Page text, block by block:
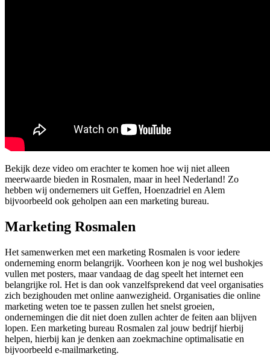
Bekijk deze video om erachter te komen hoe wij niet alleen
meerwaarde bieden in Rosmalen, maar in heel Nederland! Zo
hebben wij ondernemers uit Geffen, Hoenzadriel en Alem
bijvoorbeeld ook geholpen aan een marketing bureau.
Marketing Rosmalen
Het samenwerken met een marketing Rosmalen is voor iedere
onderneming enorm belangrijk. Voorheen kon je nog wel bushokjes
vullen met posters, maar vandaag de dag speelt het internet een
belangrijke rol. Het is dan ook vanzelfsprekend dat veel organisaties
zich bezighouden met online aanwezigheid. Organisaties die online
marketing weten toe te passen zullen het snelst groeien,
ondernemingen die dit niet doen zullen achter de feiten aan blijven
lopen. Een marketing bureau Rosmalen zal jouw bedrijf hierbij
helpen, hierbij kan je denken aan zoekmachine optimalisatie en
bijvoorbeeld e-mailmarketing.